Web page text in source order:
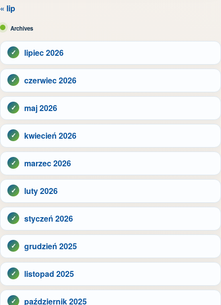
« lip
Archives
lipiec 2026
czerwiec 2026
maj 2026
kwiecień 2026
marzec 2026
luty 2026
styczeń 2026
grudzień 2025
listopad 2025
październik 2025